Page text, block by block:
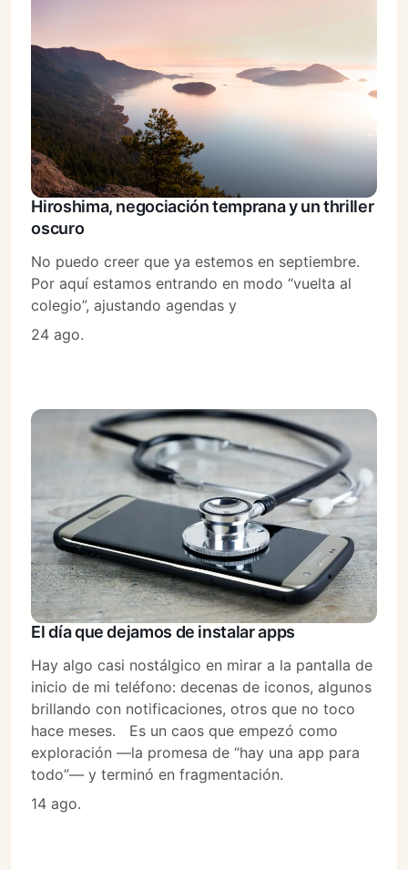
Hiroshima, negociación temprana y un thriller
oscuro
No puedo creer que ya estemos en septiembre.
Por aquí estamos entrando en modo “vuelta al
colegio”, ajustando agendas y
24 ago.
El día que dejamos de instalar apps
Hay algo casi nostálgico en mirar a la pantalla de
inicio de mi teléfono: decenas de iconos, algunos
brillando con notificaciones, otros que no toco
hace meses. Es un caos que empezó como
exploración —la promesa de “hay una app para
todo”— y terminó en fragmentación.
14 ago.